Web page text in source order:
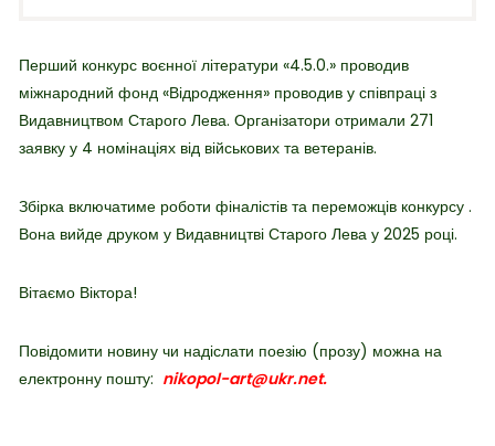
Перший конкурс воєнної літератури «4.5.0.»проводив
міжнародний фонд «Відродження» проводив у співпраці з
Видавництвом Старого Лева. Організатори отримали 271
заявку у 4 номінаціях від військових та ветеранів.
Збірка включатиме роботи фіналістів та переможців конкурсу .
Вона вийде друком у Видавництві Старого Лева у 2025 році.
Вітаємо Віктора!
Повідомити новину чи надіслати поезію (прозу) можна на
електронну пошту: nikopol-art@ukr.net.